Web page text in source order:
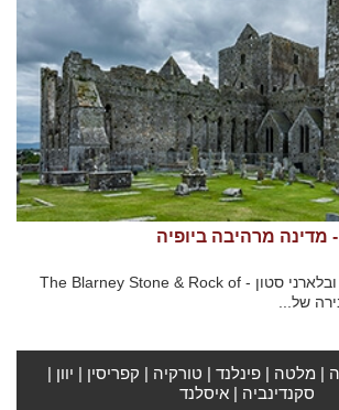
מדינה מרהיבה ביופיה
טיול יומי לסלע קאשל ובלארני סטון - The Blarney Stone & Rock of
| מלטה | פינלנד | טורקיה | קפריסין | יוון |
סקנדינביה |איסלנד